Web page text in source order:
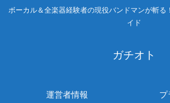
ボーカル＆全楽器経験者の現役バンドマンが斬る
イド
ガチオト
運営者情報 プ